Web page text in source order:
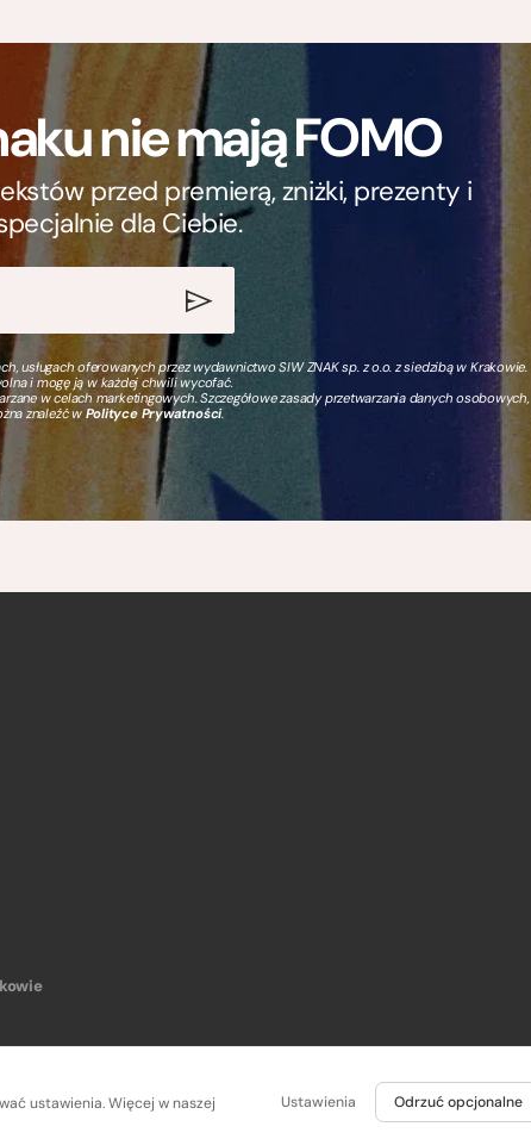
nie mają FOMO
przed premierą, zniżki, prezenty i
dla Ciebie.
oferowanych przez wydawnictwo SIW ZNAK sp. z o.o. z siedzibą w Krakowie.
i mogę ją w każdej chwili wycofać.
w celach marketingowych. Szczegółowe zasady przetwarzania danych osobowych,
znaleźć wPolityce Prywatności.
ustawienia. Więcej w naszej
Ustawienia Odrzuć opcjonalne